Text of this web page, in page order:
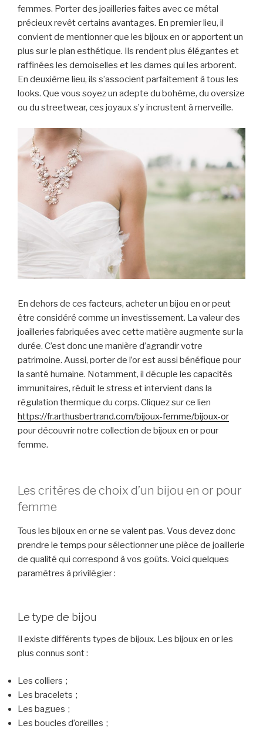
femmes. Porter des joailleries faites avec ce métal
précieux revêt certains avantages. En premier lieu, il
convient de mentionner que les bijoux en or apportent un
plus sur le plan esthétique. Ils rendent plus élégantes et
raffinées les demoiselles et les dames qui les arborent.
En deuxième lieu, ils s’associent parfaitement à tous les
looks. Que vous soyez un adepte du bohème, du oversize
ou du streetwear, ces joyaux s’y incrustent à merveille.
En dehors de ces facteurs, acheter un bijou en or peut
être considéré comme un investissement. La valeur des
joailleries fabriquées avec cette matière augmente sur la
durée. C’est donc une manière d’agrandir votre
patrimoine. Aussi, porter de l’or est aussi bénéfique pour
la santé humaine. Notamment, il décuple les capacités
immunitaires, réduit le stress et intervient dans la
régulation thermique du corps. Cliquez sur ce lien
https://fr.arthusbertrand.com/bijoux-femme/bijoux-or
pour découvrir notre collection de bijoux en or pour
femme.
Les critères de choix d’un bijou en or pour
femme
Tous les bijoux en or ne se valent pas. Vous devez donc
prendre le temps pour sélectionner une pièce de joaillerie
de qualité qui correspond à vos goûts. Voici quelques
paramètres à privilégier :
Le type de bijou
Il existe différents types de bijoux. Les bijoux en or les
plus connus sont :
Les colliers ;
Les bracelets ;
Les bagues ;
Les boucles d’oreilles ;